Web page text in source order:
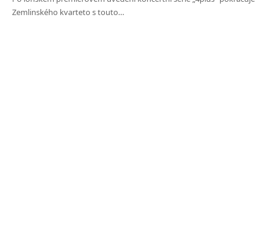
Zemlinského kvarteto s touto…